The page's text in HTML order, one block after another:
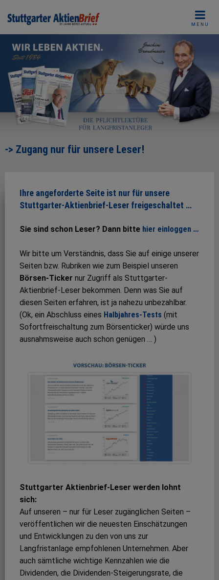
MENU
-> Zugang nur für unsere Leser!
Ihre angeforderte Seite ist nur für unsere
Stuttgarter-Aktienbrief-Leser freigeschaltet …
Sie sind schon Leser? Dann bitte hier einloggen …
Wir bitte um Verständnis, dass Sie auf einige unserer
Seiten bzw. Rubriken wie zum Beispiel unseren
Börsen-Ticker nur Zugriff als Stuttgarter-
Aktienbrief-Leser bekommen. Denn was Sie auf
diesen Seiten erfahren, ist ja nahezu unbezahlbar.
(Ok, ein Abschluss eines Halbjahres-Tests (mit
Sofortfreischaltung zum Börsenticker) würde uns
ausnahmsweise auch schon genügen … )
Stuttgarter Aktienbrief-Leser werden lohnt
sich:
Auf unseren – nur für Leser zugänglichen Seiten –
veröffentlichen wir die neuesten Einschätzungen
und Entwicklungen zu den von uns zur
Langfristanlage empfohlenen Unternehmen. Aber
auch sämtliche wichtige Kennzahlen wie die
Dividenden, die Dividenden-Steigerungsrate, die